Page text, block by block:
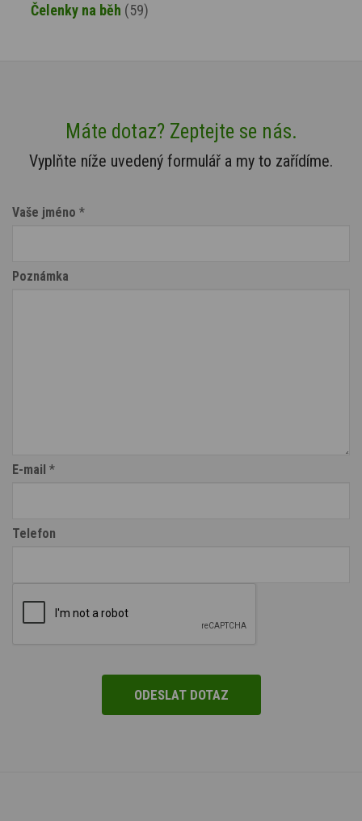
Čelenky na běh (59)
Máte dotaz? Zeptejte se nás.
Vyplňte níže uvedený formulář a my to zařídíme.
Vaše jméno *
Poznámka
E-mail *
Telefon